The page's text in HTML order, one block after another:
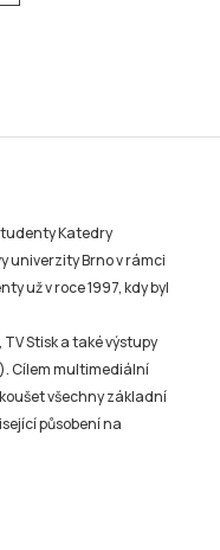
Katedry
univerzity Brno v rámci
už v roce 1997, kdy byl
Stisk a také výstupy
Cílem multimediální
všechny základní
působení na